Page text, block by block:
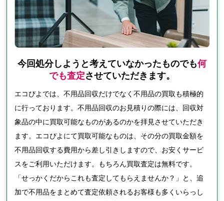
今回処分しようと考えていなかったものでも何
でも査定させていただきます。
エコぴよでは、不用品回収だけでなく不用品の買取も積極的
に行っております。不用品回収のお見積りの際には、回収対
象品の中に買取可能なものがあるのかを拝見させていただき
ます。エコぴよにて買取可能なものは、その分の買取金額を
不用品回収する費用から差し引きしますので、お安くサービ
スをご利用いただけます。もちろん買取査定は無料です。
「せっかくだからこれも査定してもらえませんか？」と、追
加で不用品をまとめて査定依頼されるお客様も多くいらっし